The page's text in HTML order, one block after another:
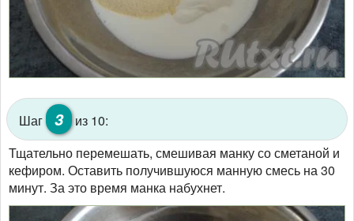
Шаг 3
из 10:
Тщательно перемешать, смешивая манку со сметаной и
кефиром. Оставить получившуюся манную смесь на 30
минут. За это время манка набухнет.